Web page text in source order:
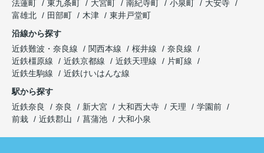
法蓮町
東九条町 大宮町 南紀寺町 小泉町
大安寺
富雄北
田部町 木津
東井戸堂町
沿線から探す
近鉄難波・奈良線
関西本線 桜井線
奈良線
近鉄橿原線
近鉄京都線 近鉄天理線
片町線
近鉄生駒線
近鉄けいはんな線
駅から探す
近鉄奈良
奈良 新大宮 大和西大寺 天理
学園前
前栽
近鉄郡山 菖蒲池 大和小泉